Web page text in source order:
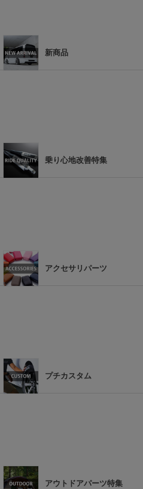
新商品
乗り心地改善特集
アクセサリパーツ
プチカスタム
アウトドアパーツ特集